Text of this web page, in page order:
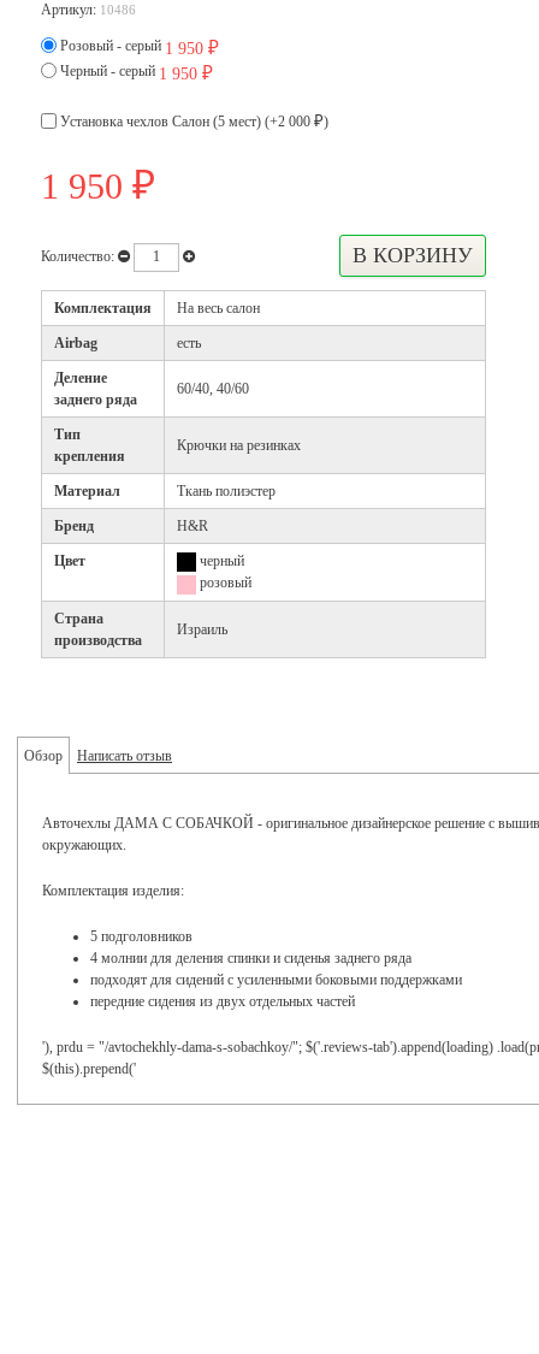
Артикул: 10486
Розовый - серый 1 950 ₽
Черный - серый 1 950 ₽
Установка чехлов Салон (5 мест) (+2 000 ₽)
1 950 ₽
Количество:
Комплектация На весь салон
Airbag есть
Деление
заднего ряда
60/40, 40/60
Тип
крепления
Крючки на резинках
Материал Ткань полиэстер
Бренд H&R
Цвет
черный
розовый
Страна
производства
Израиль
Обзор Написать отзыв
Авточехлы ДАМА С СОБАЧКОЙ - оригинальное дизайнерское решение с
окружающих.
Комплектация изделия:
5 подголовников
4 молнии для деления спинки и сиденья заднего ряда
подходят для сидений с усиленными боковыми поддержками
передние сидения из двух отдельных частей
'), prdu = "/avtochekhly-dama-s-sobachkoy/"; $('.reviews-tab').append(loading)
$(this).prepend('